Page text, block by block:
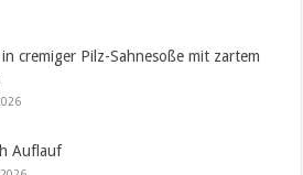
cremiger Pilz-Sahnesoße mit zartem
Auflauf